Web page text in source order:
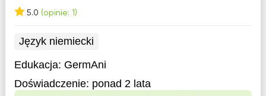
5.0 (opinie: 1)
Język niemiecki
Edukacja: GermAni
Doświadczenie: ponad 2 lata